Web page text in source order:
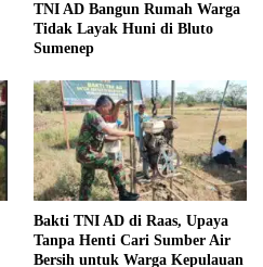
TNI AD Bangun Rumah Warga
Tidak Layak Huni di Bluto
Sumenep
Bakti TNI AD di Raas, Upaya
Tanpa Henti Cari Sumber Air
Bersih untuk Warga Kepulauan